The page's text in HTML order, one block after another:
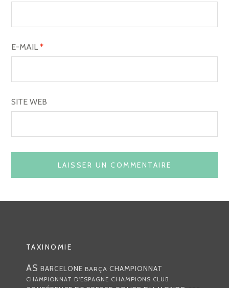
E-MAIL*
SITE WEB
TAXINOMIE
AS BARCELONE BARÇA CHAMPIONNAT
CHAMPIONNAT D'ESPAGNE CHAMPIONS CLUB